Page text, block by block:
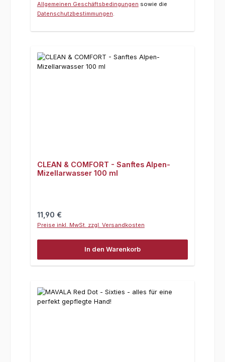
Allgemeinen Geschäftsbedingungen sowie die
Datenschutzbestimmungen.
CLEAN & COMFORT - Sanftes Alpen-
Mizellarwasser 100 ml
Regulärer Preis:
11,90 €
Preise inkl. MwSt. zzgl. Versandkosten
In den Warenkorb